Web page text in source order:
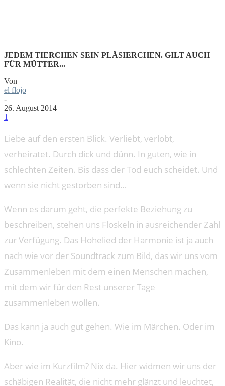
JEDEM TIERCHEN SEIN PLÄSIERCHEN. GILT AUCH
FÜR MÜTTER...
Von
el flojo
-
26. August 2014
1
Liebe auf den ersten Blick. Verliebt, verlobt,
verheiratet. Durch dick und dünn. In guten, wie in
schlechten Zeiten. Bis dass der Tod euch scheidet. Und
wenn sie nicht gestorben sind…
Wenn es darum geht, die perfekte Beziehung zu
beschreiben, stehen uns Floskeln in ausreichender Zahl
zur Verfügung. Das Hohelied der Harmonie ist ja auch
nach wie vor der Soundtrack zum Bild, das wir uns vom
Zusammenleben mit dem einen Menschen machen,
mit dem wir für den Rest unserer Tage
zusammenleben wollen.
Das kann ja auch gut gehen. Wie im Märchen. Oder im
Kino.
Aber wie im Kurzfilm? Nix da. Hier widmen wir uns der
schäbigen Realität, die nicht mehr glänzt und leuchtet,